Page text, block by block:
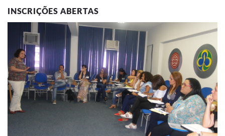
INSCRIÇÕES ABERTAS